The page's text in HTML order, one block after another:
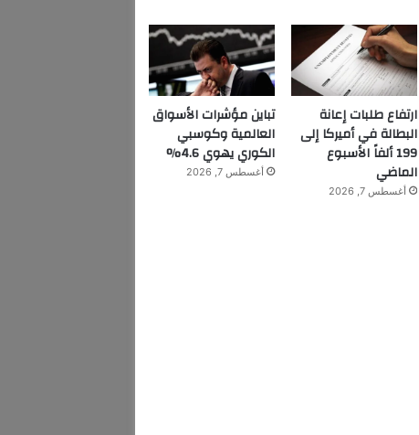
ارتفاع طلبات إعانة
البطالة في أميركا إلى
199 ألفاً الأسبوع
الماضي
أغسطس 7, 2026
تباين مؤشرات الأسواق
العالمية وكوسبي
الكوري يهوي 4.6%
أغسطس 7, 2026